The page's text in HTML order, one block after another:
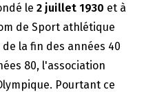
le 2 juillet 1930 et à
de Sport athlétique
la fin des années 40
80, l'association
Pourtant ce